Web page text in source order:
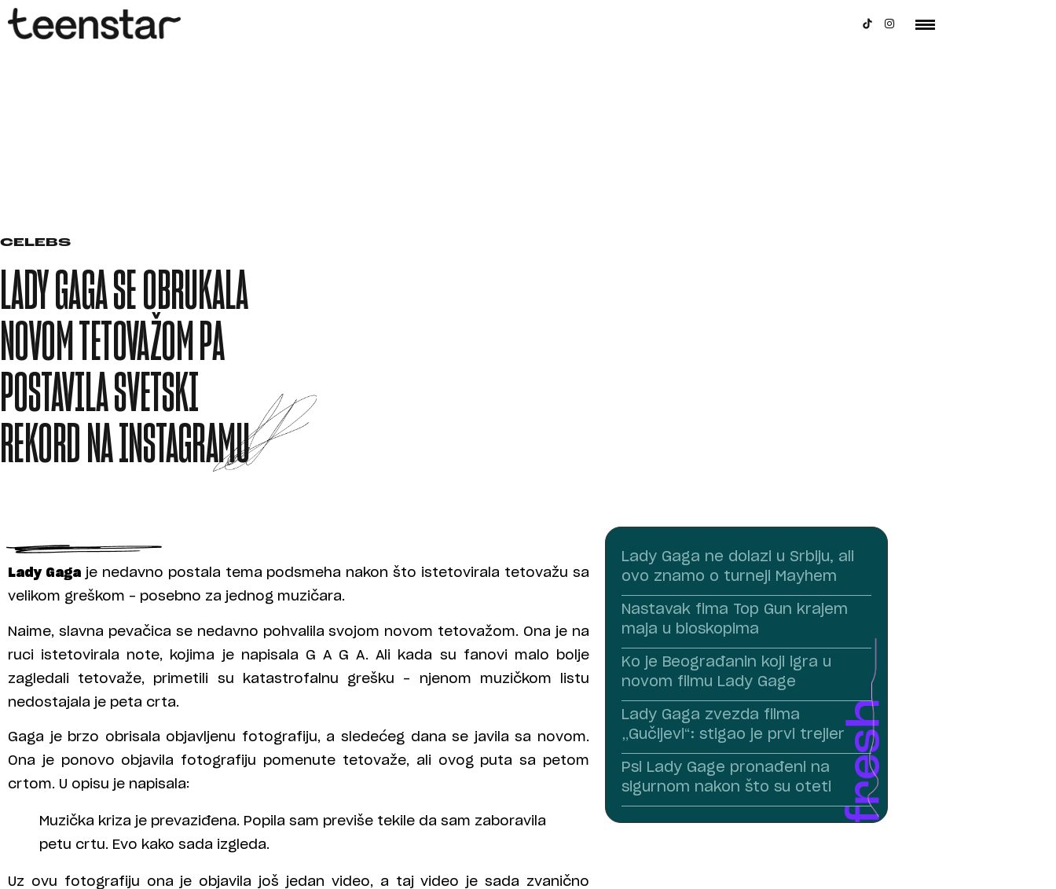
CELEBS
LADY GAGA SE OBRUKALA
NOVOM TETOVAŽOM PA
POSTAVILA SVETSKI
REKORD NA INSTAGRAMU
Lady Gagaje nedavno postala tema podsmeha nakon što istetovirala tetovažu sa
velikom greškom – posebno za jednog muzičara.
Naime, slavna pevačica se nedavno pohvalila svojom novom tetovažom. Ona je na
ruci istetovirala note, kojima je napisala G A G A. Ali kada su fanovi malo bolje
zagledali tetovaže, primetili su katastrofalnu grešku – njenom muzičkom listu
nedostajala je peta crta.
Gaga je brzo obrisala objavljenu fotografiju, a sledećeg dana se javila sa novom.
Ona je ponovo objavila fotografiju pomenute tetovaže, ali ovog puta sa petom
crtom. U opisu je napisala:
Muzička kriza je prevaziđena. Popila sam previše tekile da sam zaboravila
petu crtu. Evo kako sada izgleda.
Uz ovu fotografiju ona je objavila još jedan video, a taj video je sada zvanično
Lady Gaga ne dolazi u Srbiju, ali
ovo znamo o turneji Mayhem
Nastavak fima Top Gun krajem
maja u bioskopima
Ko je Beograđanin koji igra u
novom filmu Lady Gage
Lady Gaga zvezda filma
„Gučijevi“: stigao je prvi trejler
Psi Lady Gage pronađeni na
sigurnom nakon što su oteti